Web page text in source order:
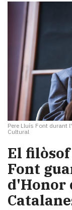
Pere Lluís Font durant
Cultural
El
Font
d'Honor